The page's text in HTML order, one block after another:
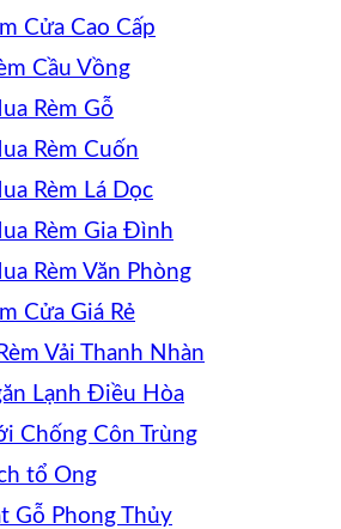
Cửa Cao Cấp
Cầu Vồng
Rèm Gỗ
Rèm Cuốn
Rèm Lá Dọc
Rèm Gia Đình
Rèm Văn Phòng
Cửa Giá Rẻ
Vải Thanh Nhàn
Lạnh Điều Hòa
Chống Côn Trùng
tổ Ong
Gỗ Phong Thủy